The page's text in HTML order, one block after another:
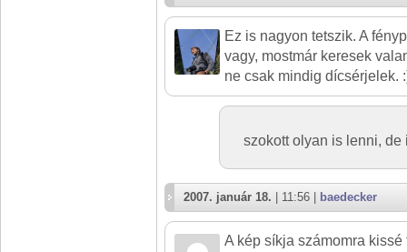
Ez is nagyon tetszik. A
vagy, mostmár keresek
ne csak mindig dícsérjelek.
szokott olyan is lenni, de
2007. január 18. | 11:56 | baedecker
A kép síkja számomra